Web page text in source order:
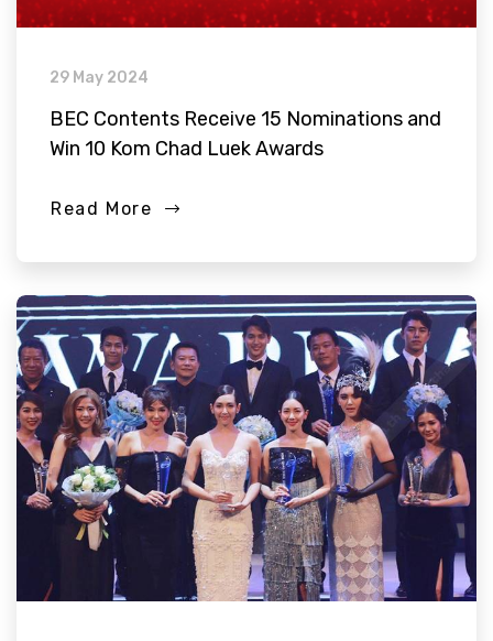
29 May 2024
BEC Contents Receive 15 Nominations and
Win 10 Kom Chad Luek Awards
Read More